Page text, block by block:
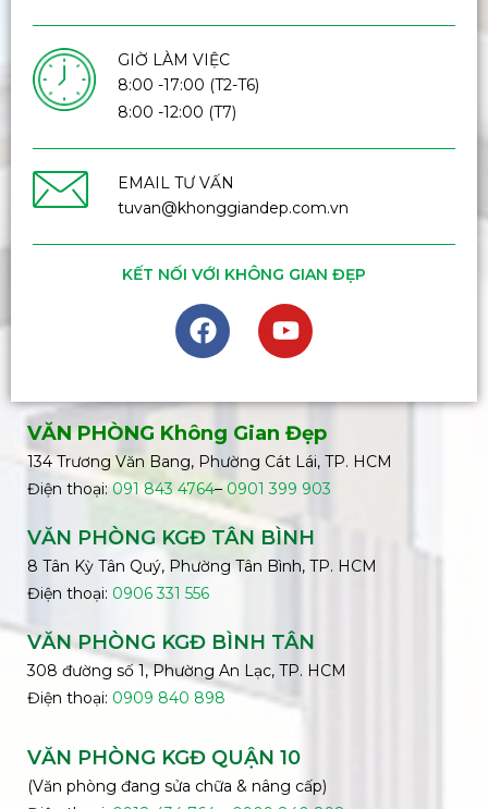
GIỜ LÀM VIỆC
8:00 -17:00 (T2-T6)
8:00 -12:00 (T7)
EMAIL TƯ VẤN
tuvan@khonggiandep.com.vn
KẾT NỐI VỚI KHÔNG GIAN ĐẸP
VĂN PHÒNG Không Gian Đẹp
134 Trương Văn Bang, Phường Cát Lái, TP. HCM
Điện thoại:091 843 4764– 0901 399 903
VĂN PHÒNG KGĐ TÂN BÌNH
8 Tân Kỳ Tân Quý, Phường Tân Bình, TP. HCM
Điện thoại: 0906 331 556
VĂN PHÒNG KGĐ BÌNH TÂN
308 đường số 1, Phường An Lạc, TP. HCM
Điện thoại: 0909 840 898
VĂN PHÒNG KGĐ QUẬN 10
(Văn phòng đang sửa chữa & nâng cấp)